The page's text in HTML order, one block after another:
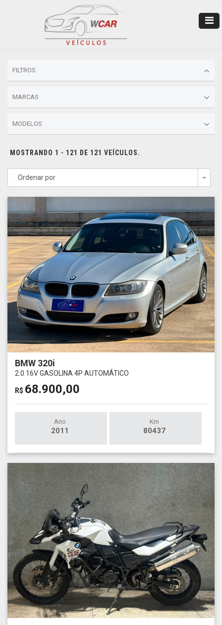
FILTROS
MARCAS
MODELOS
MOSTRANDO 1 - 121 DE 121 VEÍCULOS.
Ordenar por
BMW 320i
2.0 16V GASOLINA 4P AUTOMÁTICO
R$ 68.900,00
Ano
2011
Km
80437